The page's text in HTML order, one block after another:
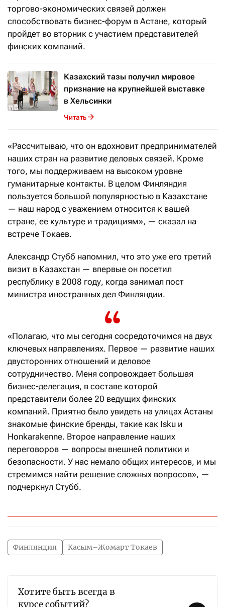
торгово-экономических связей должен
способствовать бизнес-форум в Астане, который
пройдет во вторник с участием представителей
финских компаний.
Казахский тазы получил мировое
признание на крупнейшей выставке
в Хельсинки
Читать
«Рассчитываю, что он вдохновит предпринимателей
наших стран на развитие деловых связей. Кроме
того, мы поддерживаем на высоком уровне
гуманитарные контакты. В целом Финляндия
пользуется большой популярностью в Казахстане
— наш народ с уважением относится к вашей
стране, ее культуре и традициям», — сказал на
встрече Токаев.
Александр Стубб напомнил, что это уже его третий
визит в Казахстан — впервые он посетил
республику в 2008 году, когда занимал пост
министра иностранных дел Финляндии.
«Полагаю, что мы сегодня сосредоточимся на двух
ключевых направлениях. Первое — развитие наших
двусторонних отношений и деловое
сотрудничество. Меня сопровождает большая
бизнес-делегация, в составе которой
представители более 20 ведущих финских
компаний. Приятно было увидеть на улицах Астаны
знакомые финские бренды, такие как Isku и
Honkarakenne. Второе направление наших
переговоров — вопросы внешней политики и
безопасности. У нас немало общих интересов, и мы
стремимся найти решение сложных вопросов», —
подчеркнул Стубб.
Финляндия Касым–Жомарт Токаев
Хотите быть всегда в
курсе событий?